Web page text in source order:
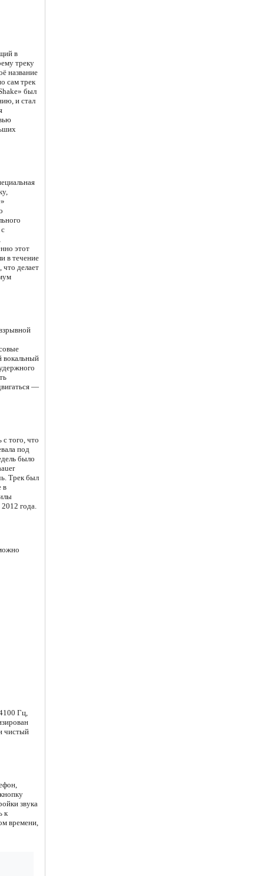
в
треку
название
сам трек
был
и стал
этот
в течение
что делает
вокальный
—
того, что
под
было
Трек был
в
года.
Гц,
чистый
звука
к
времени,